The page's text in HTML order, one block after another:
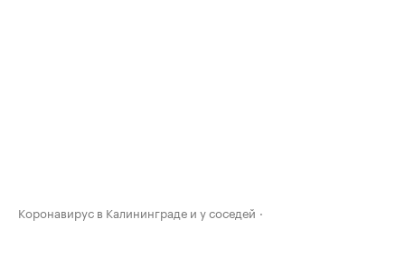
Коронавирус в Калининграде и у соседей